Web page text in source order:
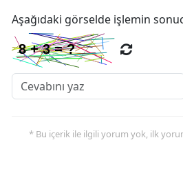
Aşağıdaki görselde işlemin
* Bu içerik ile ilgili yorum yok, ilk